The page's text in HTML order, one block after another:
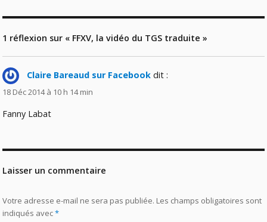
1 réflexion sur « FFXV, la vidéo du TGS traduite »
Claire Bareaud sur Facebook dit :
18 Déc 2014 à 10 h 14 min
Fanny Labat
Laisser un commentaire
Votre adresse e-mail ne sera pas publiée. Les champs obligatoires sont
indiqués avec*